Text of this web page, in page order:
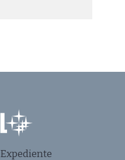
Expediente